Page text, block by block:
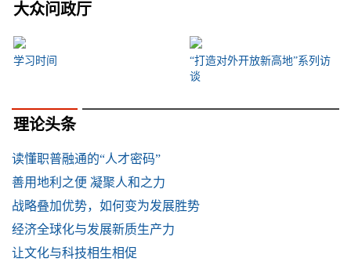
大众问政厅
学习时间
“打造对外开放新高地”系列访
谈
理论头条
读懂职普融通的“人才密码”
善用地利之便 凝聚人和之力
战略叠加优势，如何变为发展胜势
经济全球化与发展新质生产力
让文化与科技相生相促